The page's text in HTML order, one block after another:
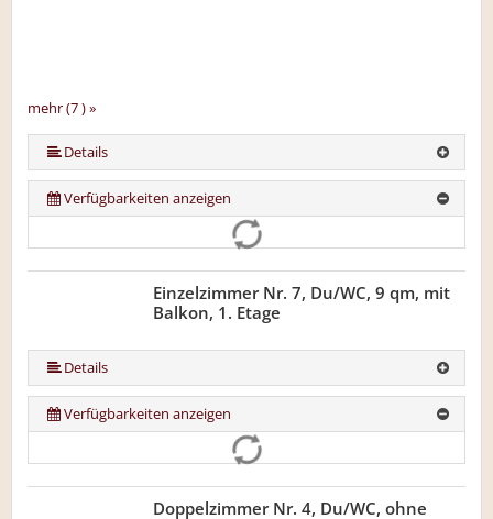
mehr (7 ) »
mehr (7 ) »
mehr (7 ) »
mehr (7 ) »
Details
Verfügbarkeiten anzeigen
Einzelzimmer Nr. 7, Du/WC, 9 qm, mit
Balkon, 1. Etage
Details
Verfügbarkeiten anzeigen
Doppelzimmer Nr. 4, Du/WC, ohne